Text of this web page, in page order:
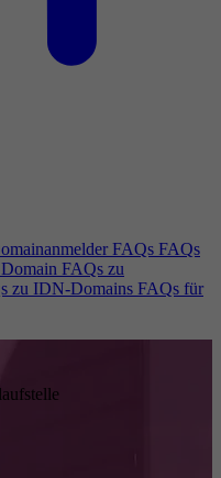
FAQs FAQs
FAQs zu
zu IDN-Domains FAQs für